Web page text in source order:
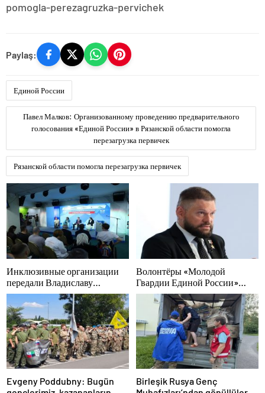
pomogla-perezagruzka-pervichek
Paylaş:
Единой России
Павел Малков: Организованному проведению предварительного
голосования «Единой России» в Рязанской области помогла
перезагрузка первичек
Рязанской области помогла перезагрузка первичек
Инклюзивные организации
передали Владиславу
Головину предложения в
новую Народную программу
«Единой России»
Волонтёры «Молодой
Гвардии Единой России»
помогут белгородцам с
огнетушителями и
генераторами
Evgeny Poddubny: Bugün
Birleşik Rusya Genç